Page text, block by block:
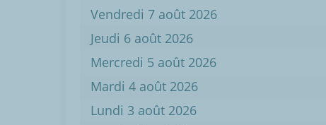
Vendredi 7 août 2026
Jeudi 6 août 2026
Mercredi 5 août 2026
Mardi 4 août 2026
Lundi 3 août 2026